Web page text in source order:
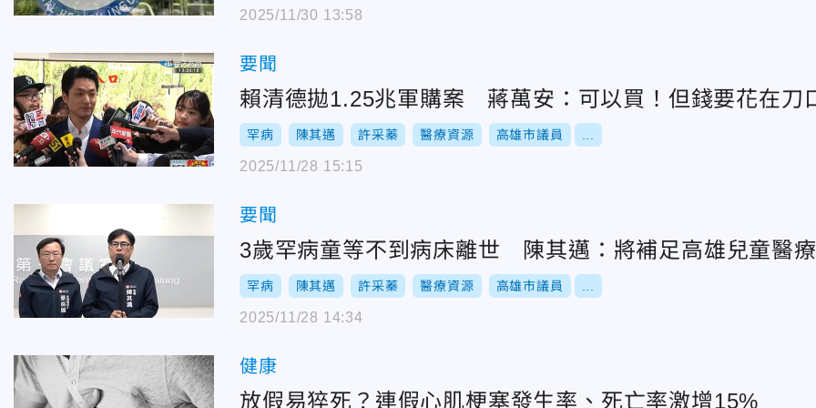
2025/11/30 13:58
要聞
賴清德拋1.25兆軍購案 蔣萬安：可以買！但錢要花在刀
罕病 陳其邁 許采蓁 醫療資源 高雄市議員
2025/11/28 15:15
要聞
3歲罕病童等不到病床離世 陳其邁：將補足高雄兒童醫
罕病 陳其邁 許采蓁 醫療資源 高雄市議員
2025/11/28 14:34
健康
放假易猝死？連假心肌梗塞發生率、死亡率激增15%